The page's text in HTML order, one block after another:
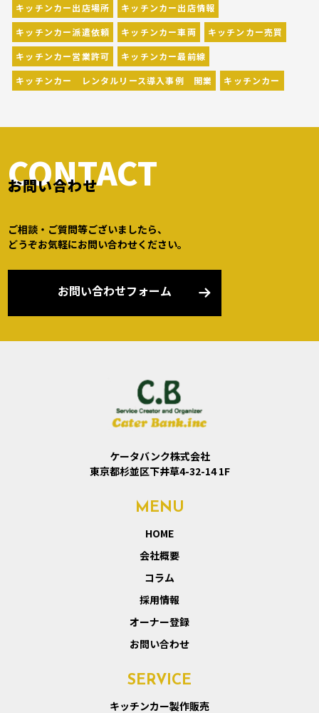
キッチンカー出店場所
キッチンカー出店情報
キッチンカー派遣依頼
キッチンカー車両
キッチンカー売買
キッチンカー営業許可
キッチンカー最前線
キッチンカー レンタルリース導入事例 開業
キッチンカー
CONTACT
お問い合わせ
ご相談・ご質問等ございましたら、
どうぞお気軽にお問い合わせください。
お問い合わせフォーム
ケータバンク株式会社
東京都杉並区下井草4-32-14 1F
MENU
HOME
会社概要
コラム
採用情報
オーナー登録
お問い合わせ
SERVICE
キッチンカー製作販売